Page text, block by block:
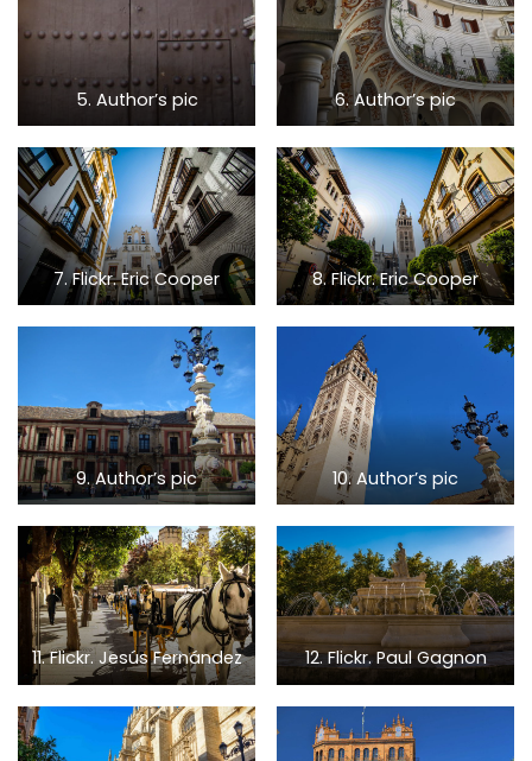
5. Author’s pic 6. Author’s pic
7. Flickr. Eric Cooper 8. Flickr. Eric Cooper
9. Author’s pic 10. Author’s pic
11. Flickr. Jesús Fernández 12. Flickr. Paul Gagnon